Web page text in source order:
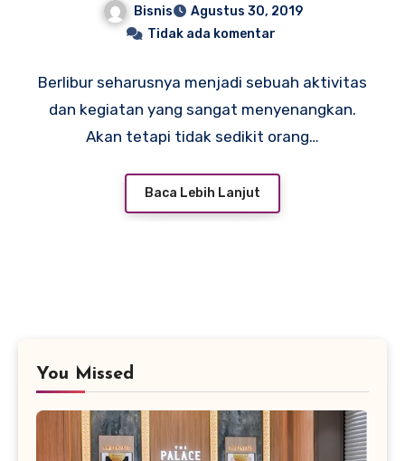
Bisnis
Agustus 30, 2019
Tidak ada komentar
Berlibur seharusnya menjadi sebuah aktivitas
dan kegiatan yang sangat menyenangkan.
Akan tetapi tidak sedikit orang…
Baca Lebih Lanjut
You Missed